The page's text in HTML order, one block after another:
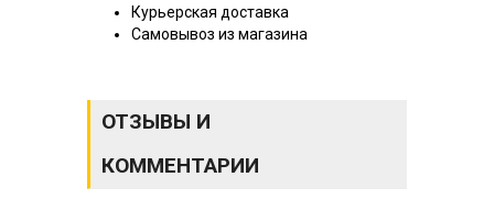
Курьерская доставка
Самовывоз из магазина
ОТЗЫВЫ И
КОММЕНТАРИИ